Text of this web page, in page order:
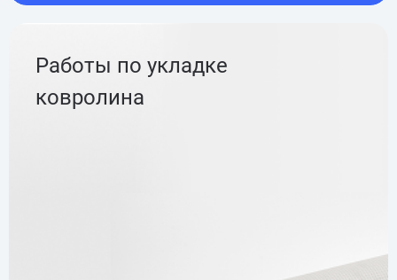
Работы по укладке
ковролина